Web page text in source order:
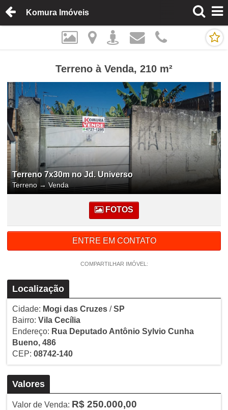
Komura Imóveis
Terreno à Venda, 210 m²
Terreno 7x30m no Jd. Universo
Terreno → Venda
FOTOS
ENTRE EM CONTATO
COMPARTILHAR IMÓVEL:
Localização
Cidade: Mogi das Cruzes/SP
Bairro: Vila Cecília
Endereço: Rua Deputado Antônio Sylvio Cunha
Bueno, 486
CEP: 08742-140
Valores
Valor de Venda: R$ 250.000,00